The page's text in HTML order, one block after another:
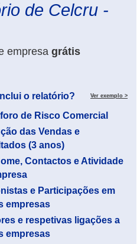
de Celcru -
empresa grátis
o relatório? Ver exemplo >
de Risco Comercial
das Vendas e
(3 anos)
Contactos e Atividade
e Participações em
empresas
e respetivas ligações a
empresas